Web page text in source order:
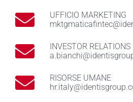
UFFICIO MARKETING
INVESTOR RELATIONS
RISORSE UMANE